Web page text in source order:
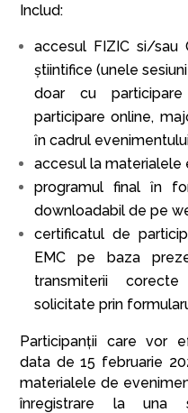
Includ:
accesul FIZIC si/sau
ştiintifice (unele
doar cu
participare online,
ȋn cadrul
accesul la materialele
programul final ȋn
downloadabil de pe
certificatul de
EMC pe baza
transmiterii
solicitate prin
Participanții care vor
data de 15 februarie
materialele de
înregistrare la una